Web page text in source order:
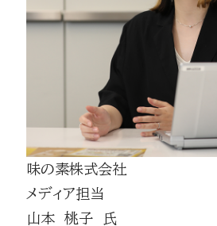
味の素株式会社
メディア担当
山本 桃子 氏